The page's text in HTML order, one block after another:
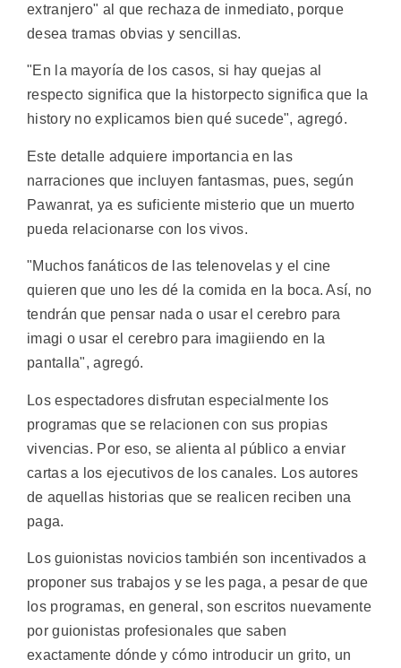
extranjero" al que rechaza de inmediato, porque
desea tramas obvias y sencillas.
"En la mayoría de los casos, si hay quejas al
respecto significa que la historpecto significa que la
history no explicamos bien qué sucede", agregó.
Este detalle adquiere importancia en las
narraciones que incluyen fantasmas, pues, según
Pawanrat, ya es suficiente misterio que un muerto
pueda relacionarse con los vivos.
"Muchos fanáticos de las telenovelas y el cine
quieren que uno les dé la comida en la boca. Así, no
tendrán que pensar nada o usar el cerebro para
imagi o usar el cerebro para imagiiendo en la
pantalla", agregó.
Los espectadores disfrutan especialmente los
programas que se relacionen con sus propias
vivencias. Por eso, se alienta al público a enviar
cartas a los ejecutivos de los canales. Los autores
de aquellas historias que se realicen reciben una
paga.
Los guionistas novicios también son incentivados a
proponer sus trabajos y se les paga, a pesar de que
los programas, en general, son escritos nuevamente
por guionistas profesionales que saben
exactamente dónde y cómo introducir un grito, un